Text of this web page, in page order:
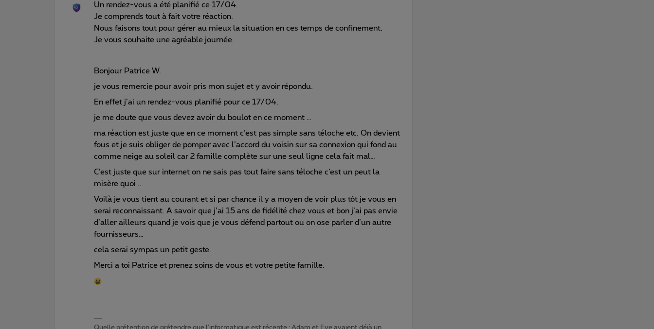
Un rendez-vous a été planifié ce 17/04.
Je comprends tout à fait votre réaction.
Nous faisons tout pour gérer au mieux la situation en ces temps de confinement.
Je vous souhaite une agréable journée.
Bonjour Patrice W.
je vous remercie pour avoir pris mon sujet et y avoir répondu.
En effet j’ai un rendez-vous planifié pour ce 17/04.
je me doute que vous devez avoir du boulot en ce moment …
ma réaction est juste que en ce moment c’est pas simple sans téloche etc. On devient
fous et je suis obliger de pomper avec l’accord du voisin sur sa connexion qui fond au
comme neige au soleil car 2 famille complète sur une seul ligne cela fait mal…
C’est juste que sur internet on ne sais pas tout faire sans téloche c’est un peut la
misère quoi ..
Voilà je vous tient au courant et si par chance il y a moyen de voir plus tôt je vous en
serai reconnaissant. A savoir que j’ai 15 ans de fidélité chez vous et bon j’ai pas envie
d’aller ailleurs quand je vois que je vous défend partout ou on ose parler d’un autre
fournisseurs…
cela serai sympas un petit geste.
Merci a toi Patrice et prenez soins de vous et votre petite famille.
Quelle prétention de prétendre que l'informatique est récente : Adam et Eve avaient déjà un